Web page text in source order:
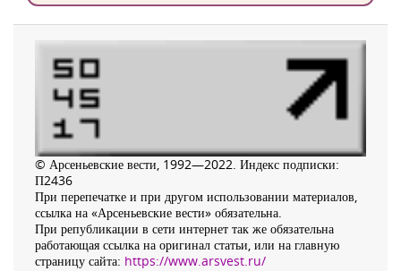
© Арсеньевские вести, 1992—2022. Индекс подписки:
П2436
При перепечатке и при другом использовании материалов,
ссылка на «Арсеньевские вести» обязательна.
При републикации в сети интернет так же обязательна
работающая ссылка на оригинал статьи, или на главную
страницу сайта: https://www.arsvest.ru/